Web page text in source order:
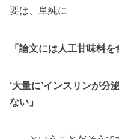
要は、単純に
「論文には人工甘味料を
‘大量に’インスリンが分
ない」